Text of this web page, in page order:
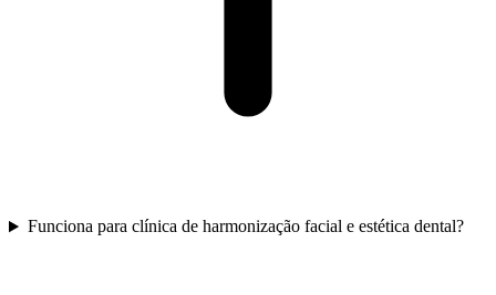
Funciona para clínica de harmonização facial e estética dental?